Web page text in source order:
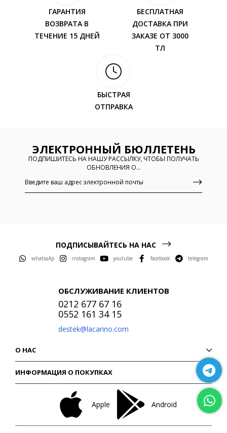
ГАРАНТИЯ
ВОЗВРАТА В
ТЕЧЕНИЕ 15 ДНЕЙ
БЕСПЛАТНАЯ
ДОСТАВКА ПРИ
ЗАКАЗЕ ОТ 3000
ТЛ
БЫСТРАЯ
ОТПРАВКА
ЭЛЕКТРОННЫЙ БЮЛЛЕТЕНЬ
ПОДПИШИТЕСЬ НА НАШУ РАССЫЛКУ, ЧТОБЫ ПОЛУЧАТЬ
ОБНОВЛЕНИЯ О...
ПОДПИСЫВАЙТЕСЬ НА НАС
whatsaAp instagram youtube facebook telegram
ОБСЛУЖИВАНИЕ КЛИЕНТОВ
0212 677 67 16
0552 161 34 15
destek@lacarino.com
О НАС
ИНФОРМАЦИЯ О ПОКУПКАХ
Apple Android